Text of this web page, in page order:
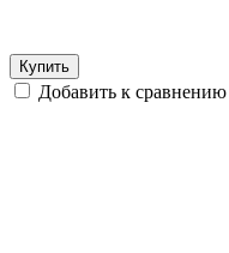
Купить
Добавить к сравнению